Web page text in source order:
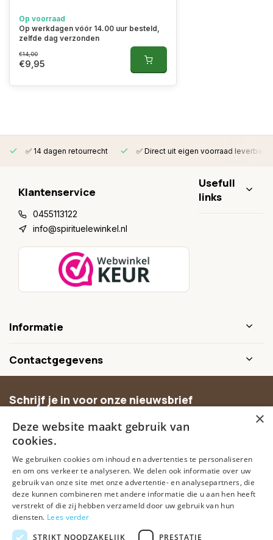
Op voorraad
Op werkdagen vóór 14.00 uur besteld,
zelfde dag verzonden
€14,00
€9,95
✅ 14 dagen retourrecht ✅ Direct uit eigen voorraad leverbaar
Klantenservice
0455113122
info@spirituelewinkel.nl
Usefull
links
Informatie
Contactgegevens
Schrijf je in voor onze nieuwsbrief
aanbiedingen.
Abonneer
×
Deze website maakt gebruik van
cookies.
We gebruiken cookies om inhoud en advertenties te personaliseren
en om ons verkeer te analyseren. We delen ook informatie over uw
gebruik van onze site met onze advertentie- en analysepartners, die
deze kunnen combineren met andere informatie die u aan hen heeft
verstrekt of die zij hebben verzameld door uw gebruik van hun
diensten. Lees verder
STRIKT NOODZAKELIJK
PRESTATIE